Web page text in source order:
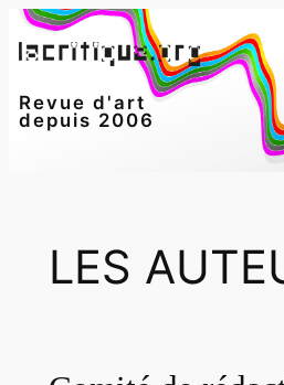
Aller
au
Revue d'art
depuis 2006
LES